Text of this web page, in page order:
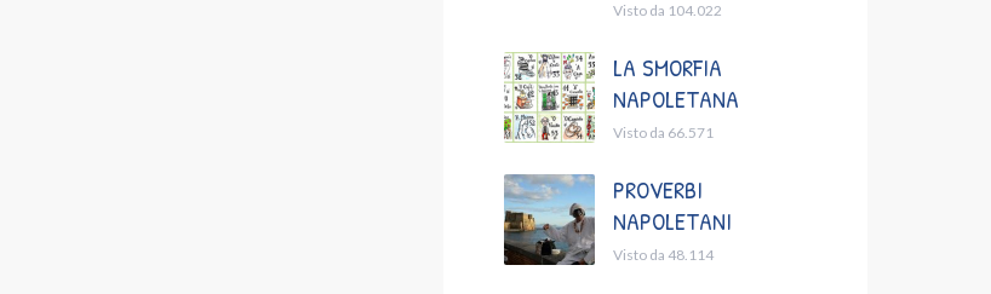
Visto da 104.022
LA SMORFIA
NAPOLETANA
Visto da 66.571
PROVERBI
NAPOLETANI
Visto da 48.114